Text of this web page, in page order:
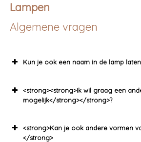
Lampen
Algemene vragen
Kun je ook een naam in de lamp
<strong><strong>Ik wil graag een
mogelijk</strong></strong>?
<strong>Kan je ook andere vormen
</strong>